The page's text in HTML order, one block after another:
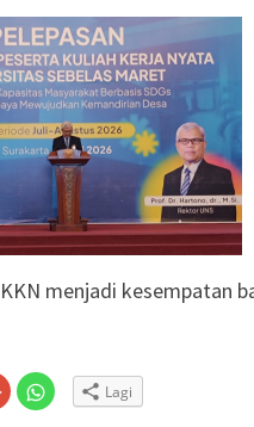
Interaktif):
Literasi Anak
Bermain,
99 Program CSR
Selesaikan Kasus
Setengah Karung
Justice
Sebaran Apem Keong
menjadi kesempatan
Klik
untuk
berbagi
Klik
untuk Lagi